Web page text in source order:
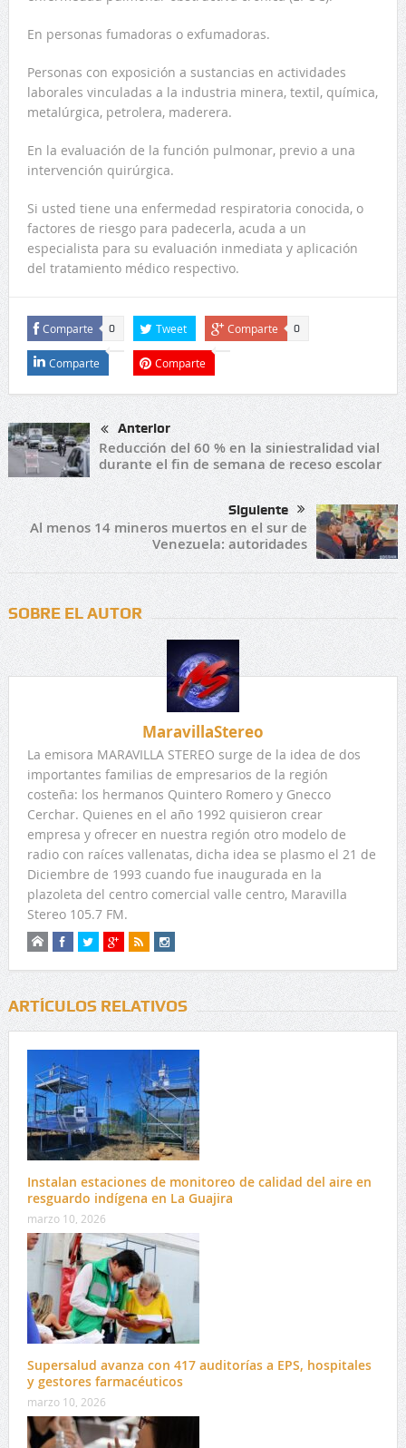
En personas fumadoras o exfumadoras.
Personas con exposición a sustancias en actividades
laborales vinculadas a la industria minera, textil, química,
metalúrgica, petrolera, maderera.
En la evaluación de la función pulmonar, previo a una
intervención quirúrgica.
Si usted tiene una enfermedad respiratoria conocida, o
factores de riesgo para padecerla, acuda a un
especialista para su evaluación inmediata y aplicación
del tratamiento médico respectivo.
Comparte 0 Tweet Comparte 0
Comparte Comparte
Anterior
Reducción del 60 % en la siniestralidad vial
durante el fin de semana de receso escolar
Siguiente
Al menos 14 mineros muertos en el sur de
Venezuela: autoridades
SOBRE EL AUTOR
MaravillaStereo
La emisora MARAVILLA STEREO surge de la idea de dos
importantes familias de empresarios de la región
costeña: los hermanos Quintero Romero y Gnecco
Cerchar. Quienes en el año 1992 quisieron crear
empresa y ofrecer en nuestra región otro modelo de
radio con raíces vallenatas, dicha idea se plasmo el 21 de
Diciembre de 1993 cuando fue inaugurada en la
plazoleta del centro comercial valle centro, Maravilla
Stereo 105.7 FM.
ARTÍCULOS RELATIVOS
Instalan estaciones de monitoreo de calidad del aire en
resguardo indígena en La Guajira
marzo 10, 2026
Supersalud avanza con 417 auditorías a EPS, hospitales
y gestores farmacéuticos
marzo 10, 2026